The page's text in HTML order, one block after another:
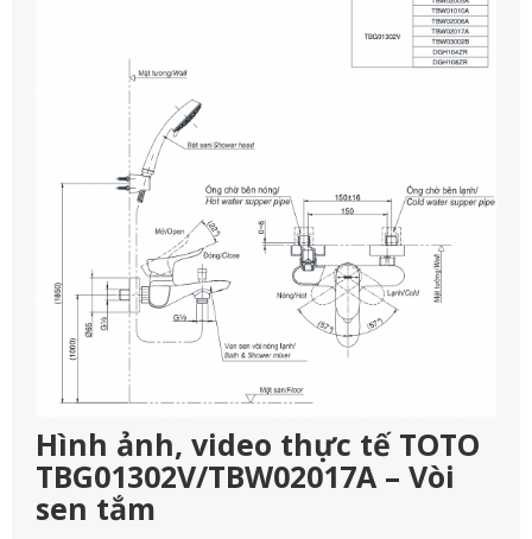
Hình ảnh, video thực tế TOTO
TBG01302V/TBW02017A – Vòi
sen tắm